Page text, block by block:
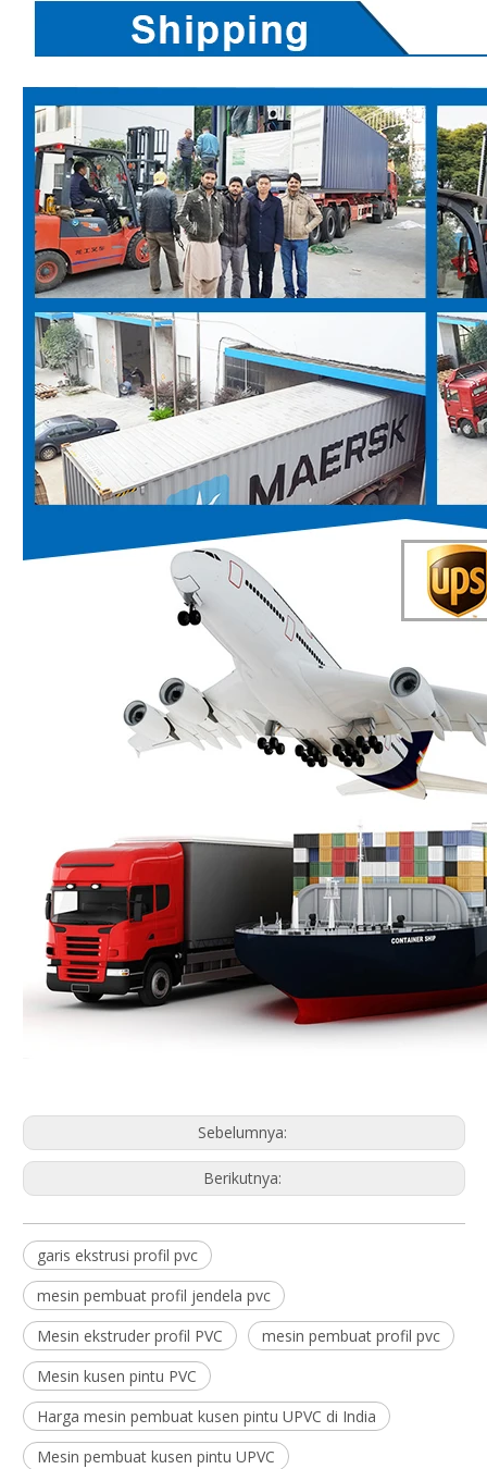
Sebelumnya:
Berikutnya:
garis ekstrusi profil pvc
mesin pembuat profil jendela pvc
Mesin ekstruder profil PVC
mesin pembuat profil pvc
Mesin kusen pintu PVC
Harga mesin pembuat kusen pintu UPVC di India
Mesin pembuat kusen pintu UPVC